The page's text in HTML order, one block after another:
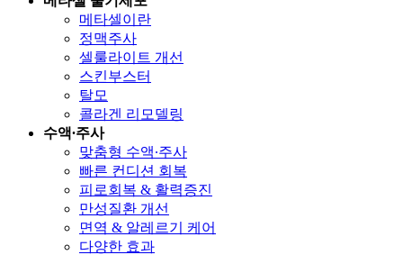
메타셀이란
정맥주사
셀룰라이트 개선
스킨부스터
탈모
콜라겐 리모델링
수액∙주사
맞춤형 수액∙주사
빠른 컨디션 회복
피로회복 & 활력증진
만성질환 개선
면역 & 알레르기 케어
다양한 효과